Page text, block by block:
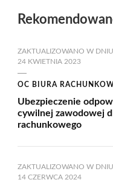
ZAKTUALIZOWANO W DNIU
24 KWIETNIA 2023
OC BIURA
Ubezpieczenie
cywilnej zawodowej
rachunkowego
ZAKTUALIZOWANO W DNIU
14 CZERWCA 2024